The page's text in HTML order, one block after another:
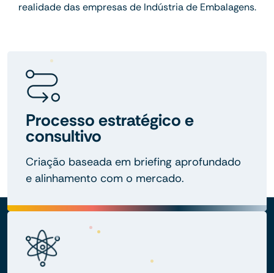
realidade das empresas de Indústria de Embalagens.
Processo estratégico e
consultivo
Criação baseada em briefing aprofundado
e alinhamento com o mercado.